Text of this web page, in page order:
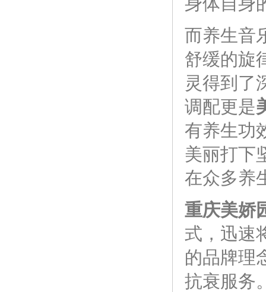
而养生音
舒缓的旋
灵得到了
调配更是
有养生功
美丽打下
在众多养
重庆美娇
式，迅速
的品牌理
抗衰服务